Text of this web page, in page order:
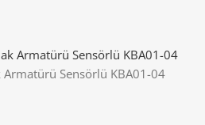
Armatürü Sensörlü KBA01-04